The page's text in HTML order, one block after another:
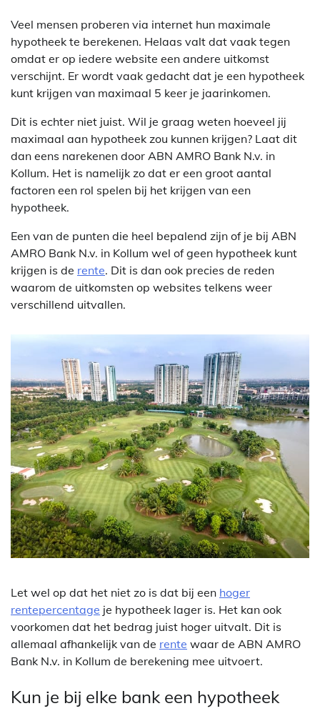
Veel mensen proberen via internet hun maximale
hypotheek te berekenen. Helaas valt dat vaak tegen
omdat er op iedere website een andere uitkomst
verschijnt. Er wordt vaak gedacht dat je een hypotheek
kunt krijgen van maximaal 5 keer je jaarinkomen.
Dit is echter niet juist. Wil je graag weten hoeveel jij
maximaal aan hypotheek zou kunnen krijgen? Laat dit
dan eens narekenen door ABN AMRO Bank N.v. in
Kollum. Het is namelijk zo dat er een groot aantal
factoren een rol spelen bij het krijgen van een
hypotheek.
Een van de punten die heel bepalend zijn of je bij ABN
AMRO Bank N.v. in Kollum wel of geen hypotheek kunt
krijgen is de rente. Dit is dan ook precies de reden
waarom de uitkomsten op websites telkens weer
verschillend uitvallen.
Let wel op dat het niet zo is dat bij een hoger
rentepercentage je hypotheek lager is. Het kan ook
voorkomen dat het bedrag juist hoger uitvalt. Dit is
allemaal afhankelijk van de rente waar de ABN AMRO
Bank N.v. in Kollum de berekening mee uitvoert.
Kun je bij elke bank een hypotheek